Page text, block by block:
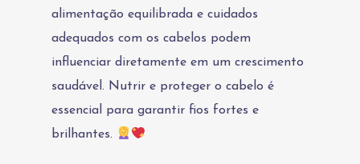
alimentação equilibrada e cuidados
adequados com os cabelos podem
influenciar diretamente em um crescimento
saudável. Nutrir e proteger o cabelo é
essencial para garantir fios fortes e
brilhantes.